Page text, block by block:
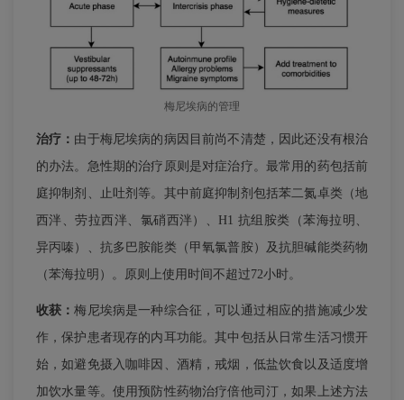
梅尼埃病的管理
治疗： 由于梅尼埃病的病因目前尚不清楚，因此还没有根治
的办法。急性期的治疗原则是对症治疗。最常用的药包括前
庭抑制剂、止吐剂等。其中前庭抑制剂包括苯二氮卓类（地
西泮、劳拉西泮、氯硝西泮）、H1 抗组胺类（苯海拉明、
异丙嗪）、抗多巴胺能类（甲氧氯普胺）及抗胆碱能类药物
（苯海拉明）。原则上使用时间不超过72小时。
收获：梅尼埃病是一种综合征，可以通过相应的措施减少发
作，保护患者现存的内耳功能。其中包括从日常生活习惯开
始，如避免摄入咖啡因、酒精，戒烟，低盐饮食以及适度增
加饮水量等。使用预防性药物治疗倍他司汀，如果上述方法